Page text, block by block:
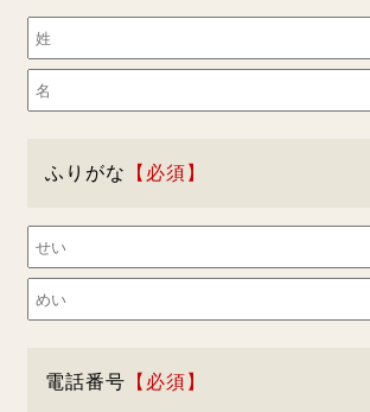
ふりがな
電話番号